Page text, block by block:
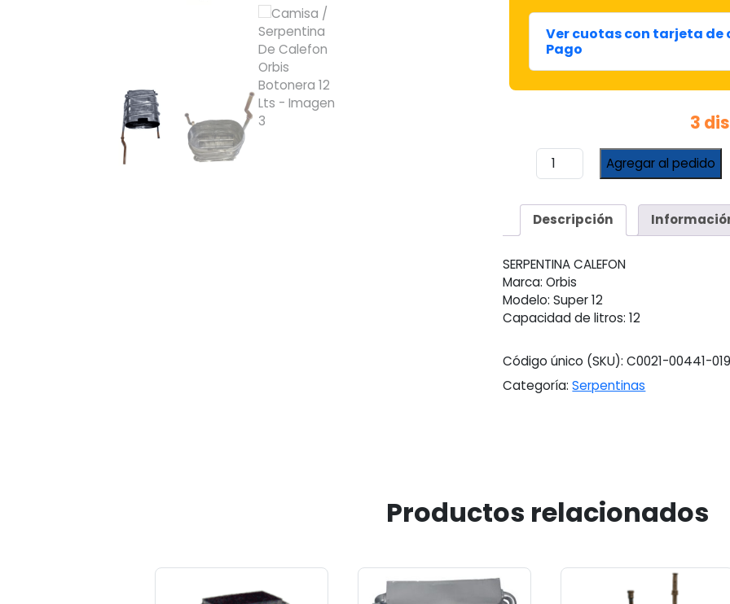
Ver cuotas con tarjeta de
Pago
3
Camisa
/
De
Calefon
Botonera
12
Lts
cantidad
Agregar al pedido
Descripción
SERPENTINA CALEFON
Marca: Orbis
Modelo: Super 12
Capacidad de litros: 12
Código único (SKU):C0021-00441-
Categoría:Serpentinas
Productos relacionados